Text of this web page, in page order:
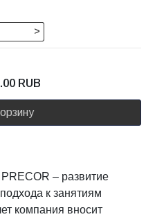
>
RUB
– развитие
к занятиям
компания вносит